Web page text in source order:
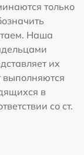
только
Наша
их
выполняются
в
со ст.